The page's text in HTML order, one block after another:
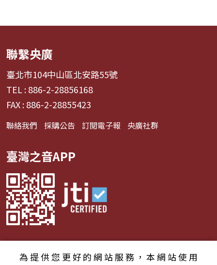
聯繫央廣
臺北市104中山區北安路55號
TEL : 886-2-28856168
FAX : 886-2-28855423
聯絡我們 採購公告 訂閱電子報 央廣社群
臺灣之音APP
為提供您更好的網站服務，本網站使用